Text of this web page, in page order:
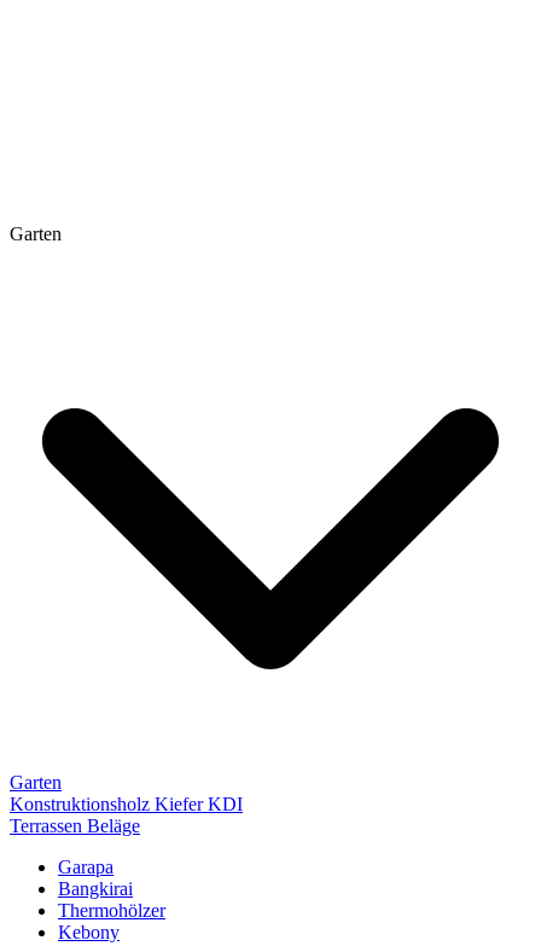
Garten
Garten
Konstruktionsholz Kiefer KDI
Terrassen Beläge
Garapa
Bangkirai
Thermohölzer
Kebony